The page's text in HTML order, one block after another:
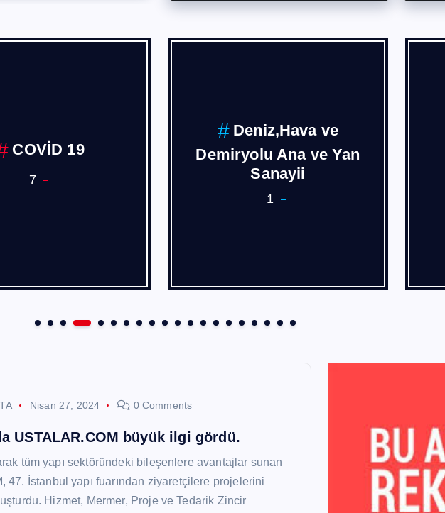
COVİD 19
7
Deniz,Hava ve
Demiryolu Ana ve Yan
Sanayii
1
Nisan 27, 2024 0 Comments
USTALAR.COM büyük ilgi gördü.
tüm yapı sektöründeki bileşenlere avantajlar sunan
47. İstanbul yapı fuarından ziyaretçilere projelerini
Hizmet, Mermer, Proje ve Tedarik Zincir